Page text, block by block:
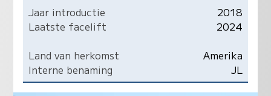
Jaar introductie
2018
Laatste facelift
2024
Land van herkomst
Amerika
Interne benaming
JL